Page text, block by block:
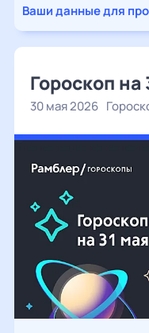
Ваши данные для
Гороскоп на
30 мая 2026